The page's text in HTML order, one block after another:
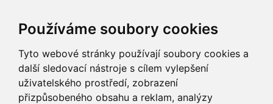
Používáme soubory cookies
Tyto webové stránky používají soubory cookies a
další sledovací nástroje s cílem vylepšení
uživatelského prostředí, zobrazení
přizpůsobeného obsahu a reklam, analýzy